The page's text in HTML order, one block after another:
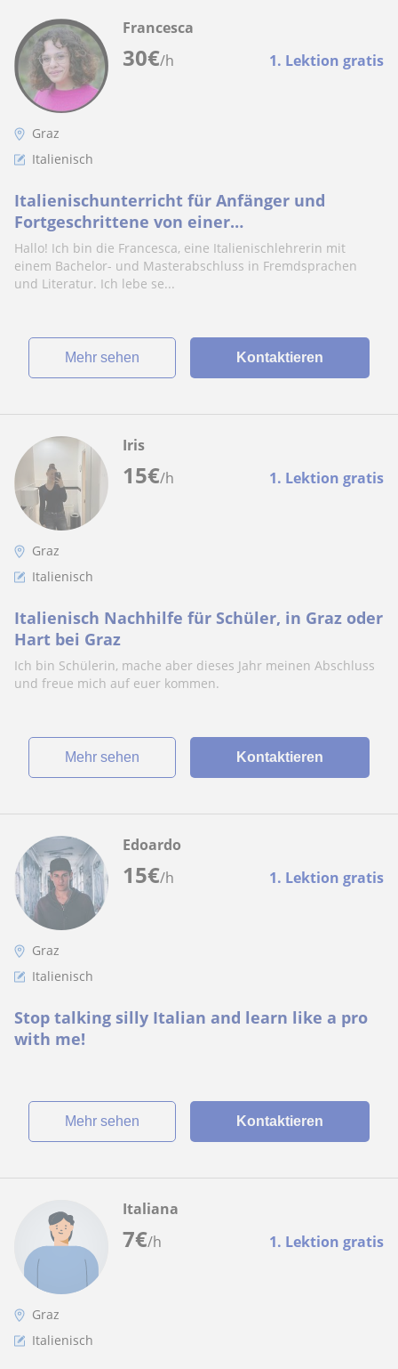
30€/h 1. Lektion gratis
Francesca
Graz
Italienisch
Italienischunterricht für Anfänger und
Fortgeschrittene von einer
Muttersprachlerin!
Hallo! Ich bin die Francesca, eine Italienischlehrerin mit
einem Bachelor- und Masterabschluss in Fremdsprachen
und Literatur. Ich lebe se...
Mehr sehen Kontaktieren
15€/h 1. Lektion gratis
Iris
Graz
Italienisch
Italienisch Nachhilfe für Schüler, in Graz oder
Hart bei Graz
Ich bin Schülerin, mache aber dieses Jahr meinen Abschluss
und freue mich auf euer kommen.
Mehr sehen Kontaktieren
15€/h 1. Lektion gratis
Edoardo
Graz
Italienisch
Stop talking silly Italian and learn like a pro
with me!
Mehr sehen Kontaktieren
7€/h 1. Lektion gratis
Italiana
Graz
Italienisch